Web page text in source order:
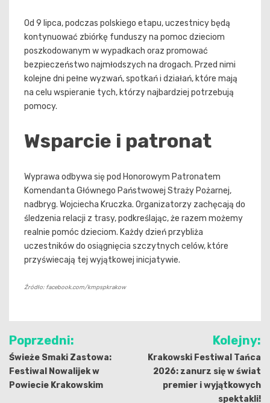
Od 9 lipca, podczas polskiego etapu, uczestnicy będą
kontynuować zbiórkę funduszy na pomoc dzieciom
poszkodowanym w wypadkach oraz promować
bezpieczeństwo najmłodszych na drogach. Przed nimi
kolejne dni pełne wyzwań, spotkań i działań, które mają
na celu wspieranie tych, którzy najbardziej potrzebują
pomocy.
Wsparcie i patronat
Wyprawa odbywa się pod Honorowym Patronatem
Komendanta Głównego Państwowej Straży Pożarnej,
nadbryg. Wojciecha Kruczka. Organizatorzy zachęcają do
śledzenia relacji z trasy, podkreślając, że razem możemy
realnie pomóc dzieciom. Każdy dzień przybliża
uczestników do osiągnięcia szczytnych celów, które
przyświecają tej wyjątkowej inicjatywie.
Źródło: facebook.com/kmpspkrakow
Nawigacja
wpisu
Poprzedni:
Świeże Smaki Zastowa:
Festiwal Nowalijek w
Powiecie Krakowskim
Kolejny:
Krakowski Festiwal Tańca
2026: zanurz się w świat
premier i wyjątkowych
spektakli!